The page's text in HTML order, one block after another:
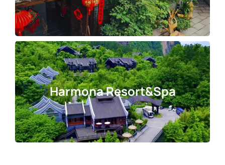
Harmona Resort&Spa